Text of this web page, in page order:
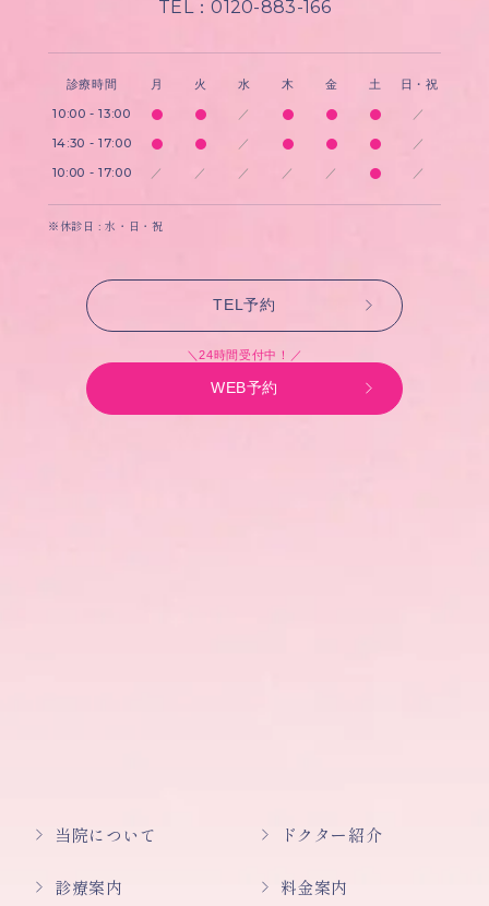
TEL：0120-883-166
診療時間 月 火 水 木 金 土 日・祝
10:00 - 13:00 ／ ／
14:30 - 17:00 ／ ／
10:00 - 17:00 ／ ／ ／ ／ ／ ／
※休診日 : 水・日・祝
TEL予約
＼24時間受付中！／
WEB予約
当院について ドクター紹介
診療案内 料金案内